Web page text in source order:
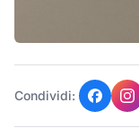
Condividi: